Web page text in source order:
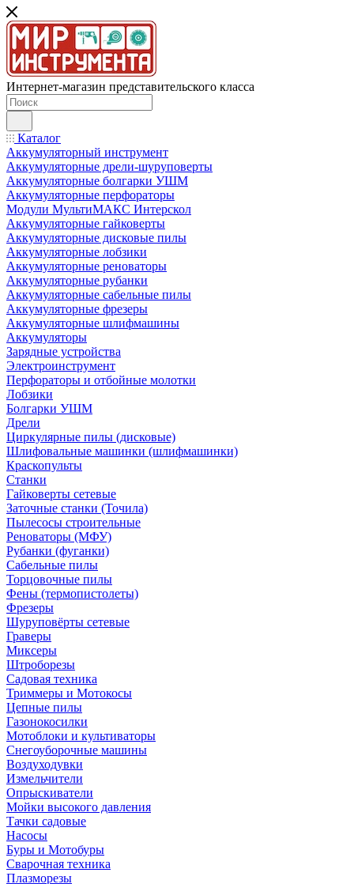
Интернет-магазин представительского класса
Каталог
Аккумуляторный инструмент
Аккумуляторные дрели-шуруповерты
Аккумуляторные болгарки УШМ
Аккумуляторные перфораторы
Модули МультиМАКС Интерскол
Аккумуляторные гайковерты
Аккумуляторные дисковые пилы
Аккумуляторные лобзики
Аккумуляторные реноваторы
Аккумуляторные рубанки
Аккумуляторные сабельные пилы
Аккумуляторные фрезеры
Аккумуляторные шлифмашины
Аккумуляторы
Зарядные устройства
Электроинструмент
Перфораторы и отбойные молотки
Лобзики
Болгарки УШМ
Дрели
Циркулярные пилы (дисковые)
Шлифовальные машинки (шлифмашинки)
Краскопульты
Станки
Гайковерты сетевые
Заточные станки (Точила)
Пылесосы строительные
Реноваторы (МФУ)
Рубанки (фуганки)
Сабельные пилы
Торцовочные пилы
Фены (термопистолеты)
Фрезеры
Шуруповёрты сетевые
Граверы
Миксеры
Штроборезы
Садовая техника
Триммеры и Мотокосы
Цепные пилы
Газонокосилки
Мотоблоки и культиваторы
Снегоуборочные машины
Воздуходувки
Измельчители
Опрыскиватели
Мойки высокого давления
Тачки садовые
Насосы
Буры и Мотобуры
Сварочная техника
Плазморезы